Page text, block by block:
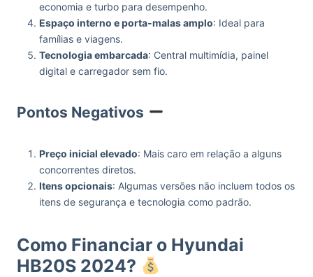
economia e turbo para desempenho.
Espaço interno e porta-malas amplo: Ideal para
famílias e viagens.
Tecnologia embarcada: Central multimídia, painel
digital e carregador sem fio.
Pontos Negativos
Preço inicial elevado: Mais caro em relação a alguns
concorrentes diretos.
Itens opcionais: Algumas versões não incluem todos os
itens de segurança e tecnologia como padrão.
Como Financiar o Hyundai
HB20S 2024?